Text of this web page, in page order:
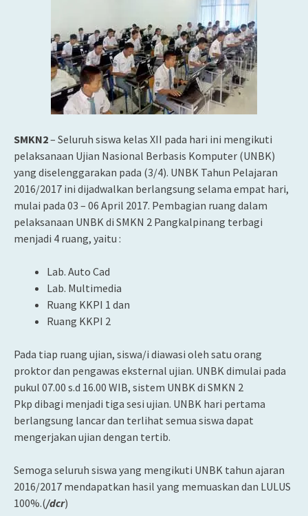
SMKN2– Seluruh siswa kelas XII pada hari ini mengikuti
pelaksanaan Ujian Nasional Berbasis Komputer (UNBK)
yang diselenggarakan pada (3/4). UNBK Tahun Pelajaran
2016/2017 ini dijadwalkan berlangsung selama empat hari,
mulai pada 03 – 06 April 2017. Pembagian ruang dalam
pelaksanaan UNBK di SMKN 2 Pangkalpinang terbagi
menjadi 4 ruang, yaitu :
Lab. Auto Cad
Lab. Multimedia
Ruang KKPI 1 dan
Ruang KKPI 2
Pada tiap ruang ujian, siswa/i diawasi oleh satu orang
proktor dan pengawas eksternal ujian. UNBK dimulai pada
pukul 07.00 s.d 16.00 WIB, sistem UNBK di SMKN 2
Pkp dibagi menjadi tiga sesi ujian. UNBK hari pertama
berlangsung lancar dan terlihat semua siswa dapat
mengerjakan ujian dengan tertib.
Semoga seluruh siswa yang mengikuti UNBK tahun ajaran
2016/2017 mendapatkan hasil yang memuaskan dan LULUS
100%.(/dcr)